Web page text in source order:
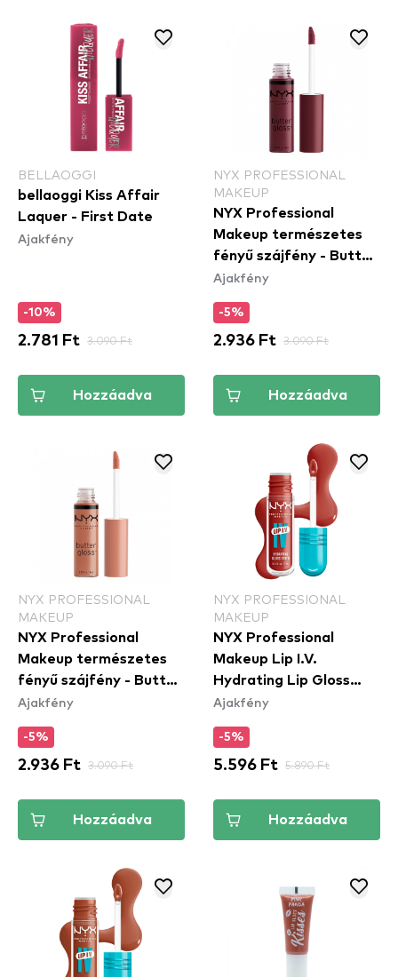
BELLAOGGI
bellaoggi Kiss Affair
Laquer - First Date
Ajakfény
-10%
2.781 Ft 3.090 Ft
Hozzáadva
NYX PROFESSIONAL
MAKEUP
NYX Professional
Makeup természetes
fényű szájfény - Butter
Gloss – Devil's Food
Ajakfény
-5%
2.936 Ft 3.090 Ft
Hozzáadva
NYX PROFESSIONAL
MAKEUP
NYX Professional
Makeup természetes
fényű szájfény - Butter
Gloss – Madeleine
Ajakfény
-5%
2.936 Ft 3.090 Ft
Hozzáadva
NYX PROFESSIONAL
MAKEUP
NYX Professional
Makeup Lip I.V.
Hydrating Lip Gloss
Stain - 12 Burst That
Ajakfény
-5%
5.596 Ft 5.890 Ft
Hozzáadva